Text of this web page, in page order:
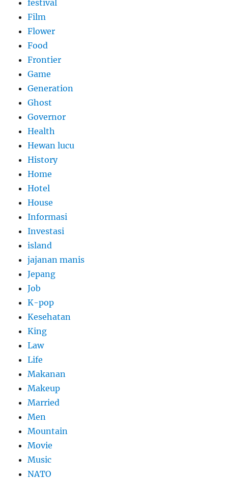
festival
Film
Flower
Food
Frontier
Game
Generation
Ghost
Governor
Health
Hewan lucu
History
Home
Hotel
House
Informasi
Investasi
island
jajanan manis
Jepang
Job
K-pop
Kesehatan
King
Law
Life
Makanan
Makeup
Married
Men
Mountain
Movie
Music
NATO